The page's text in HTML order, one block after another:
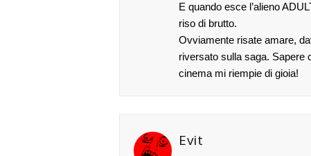
E quando esce l’alieno
riso di brutto.
Ovviamente risate amare,
riversato sulla saga. Sapere
cinema mi riempie di gioia!
Evit